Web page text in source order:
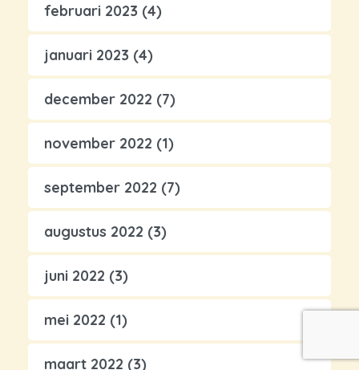
februari 2023 (4)
januari 2023 (4)
december 2022 (7)
november 2022 (1)
september 2022 (7)
augustus 2022 (3)
juni 2022 (3)
mei 2022 (1)
maart 2022 (3)